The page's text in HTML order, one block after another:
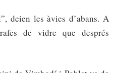
deien les àvies d’abans. A
de vidre que després